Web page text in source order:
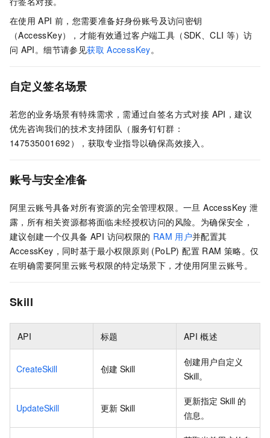
在使用 API 前，您需要准备好身份账号及访问密钥
（AccessKey），才能有效通过客户端工具（SDK、CLI 等）访
问 API。细节请参见获取 AccessKey。
自定义签名场景
若您的业务场景有特殊需求，需通过自签名方式对接 API，建议
优先咨询我们的技术支持团队（服务钉钉群：
147535001692），获取专业指导以确保高效接入。
账号与安全准备
阿里云账号具备对所有资源的完全管理权限。一旦 AccessKey 泄
露，所有相关资源都将面临未经授权访问的风险。为确保安全，
建议创建一个仅具备 API 访问权限的 RAM 用户并配置其
AccessKey，同时基于最小权限原则 (PoLP) 配置 RAM 策略。仅
在明确需要阿里云账号权限的特定场景下，才使用阿里云账号。
Skill
API 标题 API 概述
CreateSkill 创建 Skill
创建用户自定义
Skill。
UpdateSkill 更新 Skill
更新指定 Skill 的
信息。